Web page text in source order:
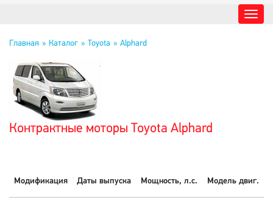
Главная Каталог Toyota Alphard
Контрактные моторы Toyota Alphard
Модификация Даты выпуска Мощность, л.с. Модель двиг.